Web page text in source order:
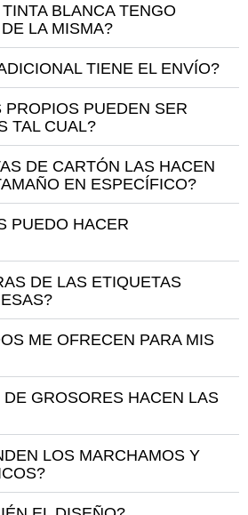
BLANCA TENGO
LA MISMA?
TIENE EL ENVÍO?
PROPIOS PUEDEN SER
TAL CUAL?
DE CARTÓN LAS HACEN
EN ESPECÍFICO?
PUEDO HACER
DE LAS ETIQUETAS
ME OFRECEN PARA MIS
GROSORES HACEN LAS
LOS MARCHAMOS Y